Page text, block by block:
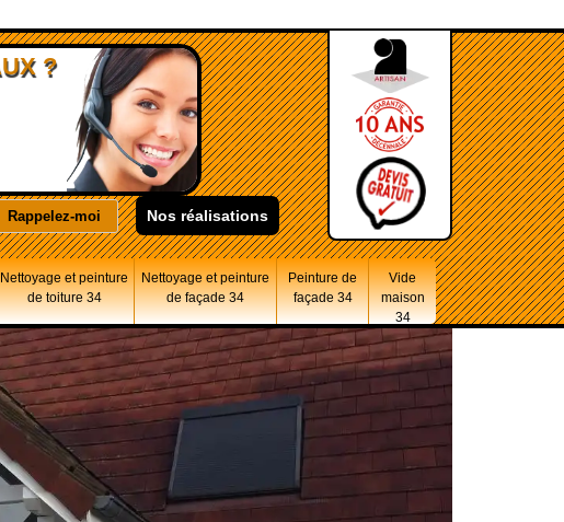
?
Nos réalisations
Nettoyage et peinture
de toiture 34
Nettoyage et peinture
de façade 34
Peinture de
façade 34
Vide
maison
34